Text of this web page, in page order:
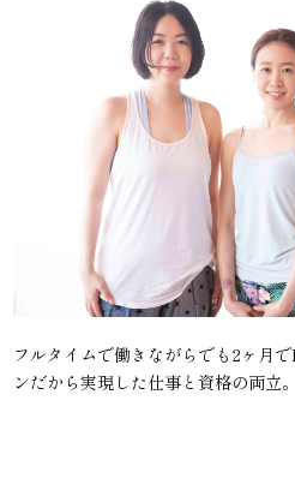
フルタイムで働きながらでも2ヶ月
ンだから実現した仕事と資格の両立。